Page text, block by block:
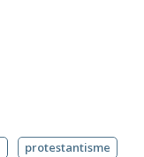
protestantisme